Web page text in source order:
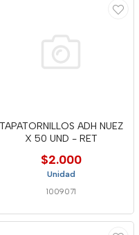
TAPATORNILLOS ADH NUEZ
X 50 UND - RET
$2.000
Unidad
1009071